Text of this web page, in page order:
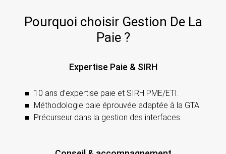
Pourquoi choisir Gestion De La
Paie ?
Expertise Paie & SIRH
10 ans d’expertise paie et SIRH PME/ETI.
Méthodologie paie éprouvée adaptée à la GTA.
Précurseur dans la gestion des interfaces.